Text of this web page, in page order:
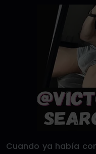
Cuando ya había